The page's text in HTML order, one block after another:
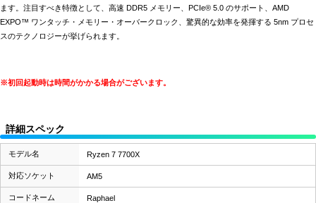
ます。注目すべき特徴として、高速 DDR5 メモリー、PCIe® 5.0 のサポート、AMD
EXPO™ ワンタッチ・メモリー・オーバークロック、驚異的な効率を発揮する 5nm プロセ
スのテクノロジーが挙げられます。
※初回起動時は時間がかかる場合がございます。
詳細スペック
モデル名 Ryzen 7 7700X
対応ソケット AM5
コードネーム Raphael